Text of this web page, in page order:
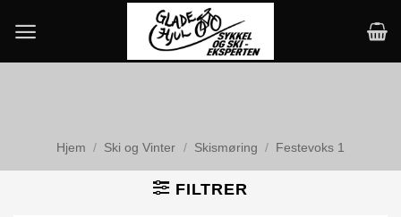
content
Hjem / Ski og Vinter / Skismøring / Festevoks 1
FILTRER